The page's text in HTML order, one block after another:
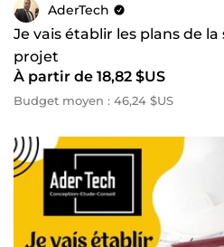
AderTech
Je vais établir les plans de
projet
À partir de 18,82 $US
Budget moyen : 46,24 $US